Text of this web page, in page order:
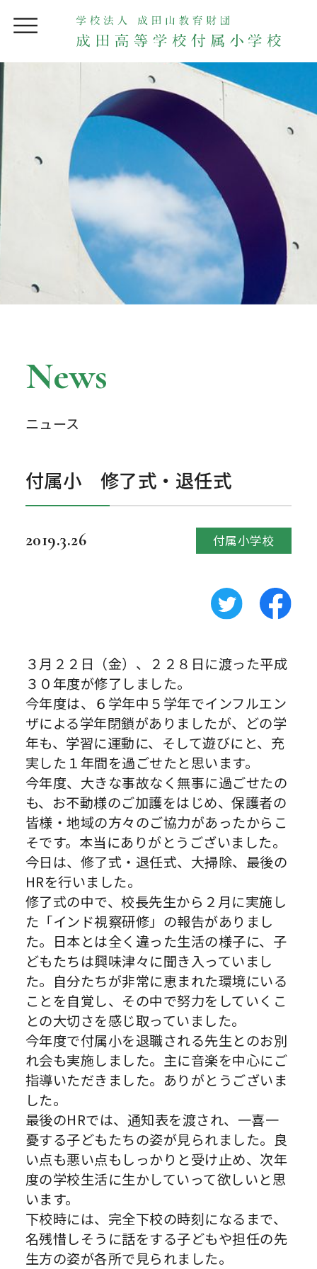
News
ニュース
付属小 修了式・退任式
2019.3.26 付属小学校
３月２２日（金）、２２８日に渡った平成
３０年度が修了しました。
今年度は、６学年中５学年でインフルエン
ザによる学年閉鎖がありましたが、どの学
年も、学習に運動に、そして遊びにと、充
実した１年間を過ごせたと思います。
今年度、大きな事故なく無事に過ごせたの
も、お不動様のご加護をはじめ、保護者の
皆様・地域の方々のご協力があったからこ
そです。本当にありがとうございました。
今日は、修了式・退任式、大掃除、最後の
HRを行いました。
修了式の中で、校長先生から２月に実施し
た「インド視察研修」の報告がありまし
た。日本とは全く違った生活の様子に、子
どもたちは興味津々に聞き入っていまし
た。自分たちが非常に恵まれた環境にいる
ことを自覚し、その中で努力をしていくこ
との大切さを感じ取っていました。
今年度で付属小を退職される先生とのお別
れ会も実施しました。主に音楽を中心にご
指導いただきました。ありがとうございま
した。
最後のHRでは、通知表を渡され、一喜一
憂する子どもたちの姿が見られました。良
い点も悪い点もしっかりと受け止め、次年
度の学校生活に生かしていって欲しいと思
います。
下校時には、完全下校の時刻になるまで、
名残惜しそうに話をする子どもや担任の先
生方の姿が各所で見られました。